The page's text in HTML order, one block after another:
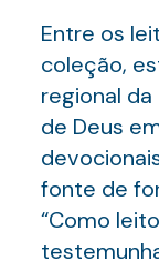
Entre os
coleção,
regional
de Deus
fonte de
“Como